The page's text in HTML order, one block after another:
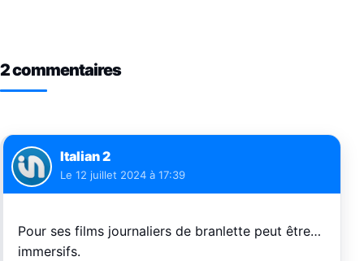
2 commentaires
Italian 2
Le 12 juillet 2024 à 17:39
Pour ses films journaliers de branlette peut être…
immersifs.